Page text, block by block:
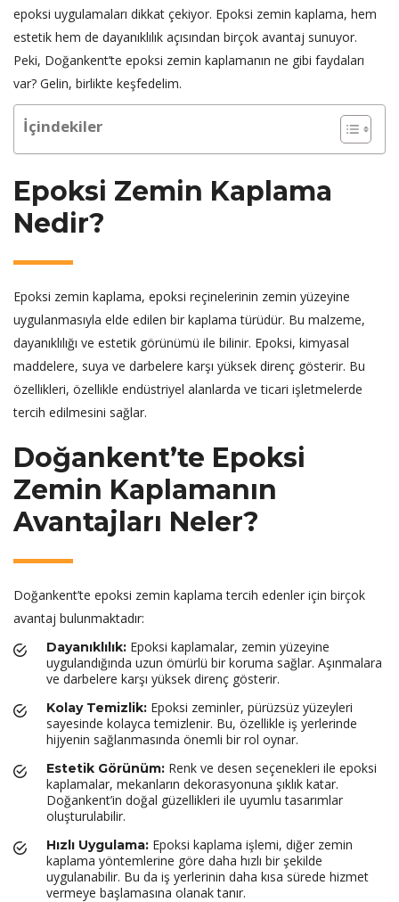
epoksi uygulamaları dikkat çekiyor. Epoksi zemin kaplama, hem
estetik hem de dayanıklılık açısından birçok avantaj sunuyor.
Peki, Doğankent’te epoksi zemin kaplamanın ne gibi faydaları
var? Gelin, birlikte keşfedelim.
İçindekiler
Epoksi Zemin Kaplama
Nedir?
Epoksi zemin kaplama, epoksi reçinelerinin zemin yüzeyine
uygulanmasıyla elde edilen bir kaplama türüdür. Bu malzeme,
dayanıklılığı ve estetik görünümü ile bilinir. Epoksi, kimyasal
maddelere, suya ve darbelere karşı yüksek direnç gösterir. Bu
özellikleri, özellikle endüstriyel alanlarda ve ticari işletmelerde
tercih edilmesini sağlar.
Doğankent’te Epoksi
Zemin Kaplamanın
Avantajları Neler?
Doğankent’te epoksi zemin kaplama tercih edenler için birçok
avantaj bulunmaktadır:
Dayanıklılık: Epoksi kaplamalar, zemin yüzeyine
uygulandığında uzun ömürlü bir koruma sağlar. Aşınmalara
ve darbelere karşı yüksek direnç gösterir.
Kolay Temizlik: Epoksi zeminler, pürüzsüz yüzeyleri
sayesinde kolayca temizlenir. Bu, özellikle iş yerlerinde
hijyenin sağlanmasında önemli bir rol oynar.
Estetik Görünüm: Renk ve desen seçenekleri ile epoksi
kaplamalar, mekanların dekorasyonuna şıklık katar.
Doğankent’in doğal güzellikleri ile uyumlu tasarımlar
oluşturulabilir.
Hızlı Uygulama: Epoksi kaplama işlemi, diğer zemin
kaplama yöntemlerine göre daha hızlı bir şekilde
uygulanabilir. Bu da iş yerlerinin daha kısa sürede hizmet
vermeye başlamasına olanak tanır.